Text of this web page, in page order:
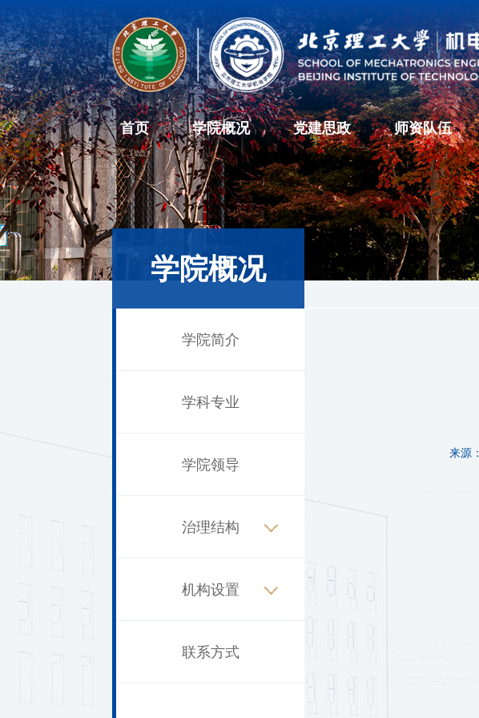
首页 学院概况 党建思政 师资队伍
学院概况
学院简介
学科专业
学院领导
治理结构
机构设置
联系方式
来源：